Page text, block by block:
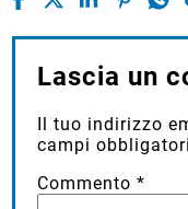
Lascia un
Il tuo indirizzo
campi
Commento*